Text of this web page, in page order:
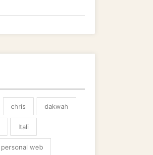
chris dakwah
Itali
personal web